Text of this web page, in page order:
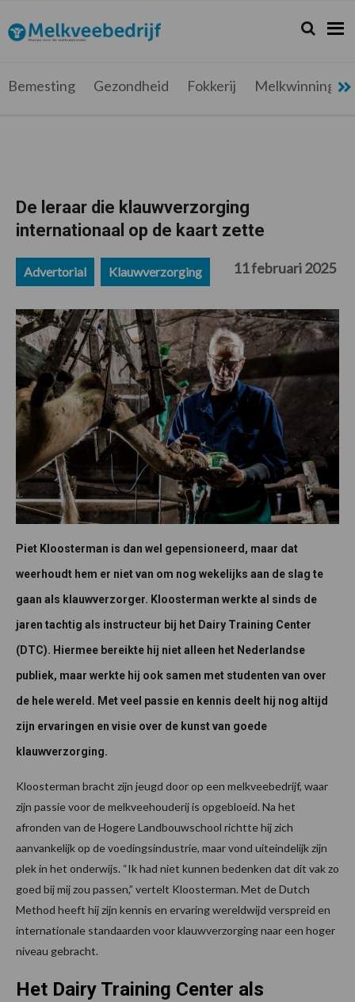
de
hoofdnavigatie
de
hoofd
de
eerste
de
voettekst
Melkveebedrijf.be
Nieuws
melkveehouder
Zoeken...
Zoek
Bemesting Gezondheid Fokkerij Melkwinning
De leraar die klauwverzorging
internationaal op de kaart zette
Advertorial Klauwverzorging 11 februari 2025
Piet Kloosterman is dan wel gepensioneerd, maar dat
weerhoudt hem er niet van om nog wekelijks aan de slag te
gaan als klauwverzorger. Kloosterman werkte al sinds de
jaren tachtig als instructeur bij het Dairy Training Center
(DTC). Hiermee bereikte hij niet alleen het Nederlandse
publiek, maar werkte hij ook samen met studenten van over
de hele wereld. Met veel passie en kennis deelt hij nog altijd
zijn ervaringen en visie over de kunst van goede
klauwverzorging.
Kloosterman bracht zijn jeugd door op een melkveebedrijf, waar
zijn passie voor de melkveehouderij is opgebloeid. Na het
afronden van de Hogere Landbouwschool richtte hij zich
aanvankelijk op de voedingsindustrie, maar vond uiteindelijk zijn
plek in het onderwijs. “Ik had niet kunnen bedenken dat dit vak zo
goed bij mij zou passen,” vertelt Kloosterman. Met de Dutch
Method heeft hij zijn kennis en ervaring wereldwijd verspreid en
internationale standaarden voor klauwverzorging naar een hoger
niveau gebracht.
Het Dairy Training Center als